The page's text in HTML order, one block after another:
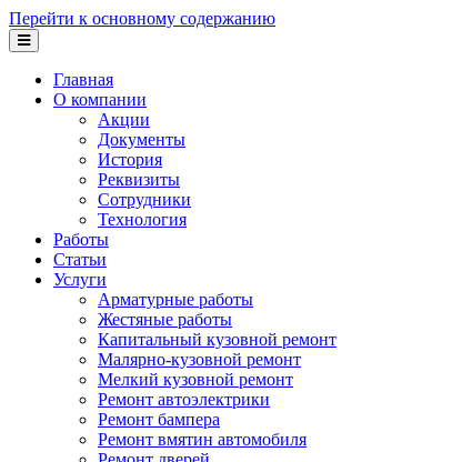
Перейти к основному содержанию
Главная
О компании
Акции
Документы
История
Реквизиты
Сотрудники
Технология
Работы
Статьи
Услуги
Арматурные работы
Жестяные работы
Капитальный кузовной ремонт
Малярно-кузовной ремонт
Мелкий кузовной ремонт
Ремонт автоэлектрики
Ремонт бампера
Ремонт вмятин автомобиля